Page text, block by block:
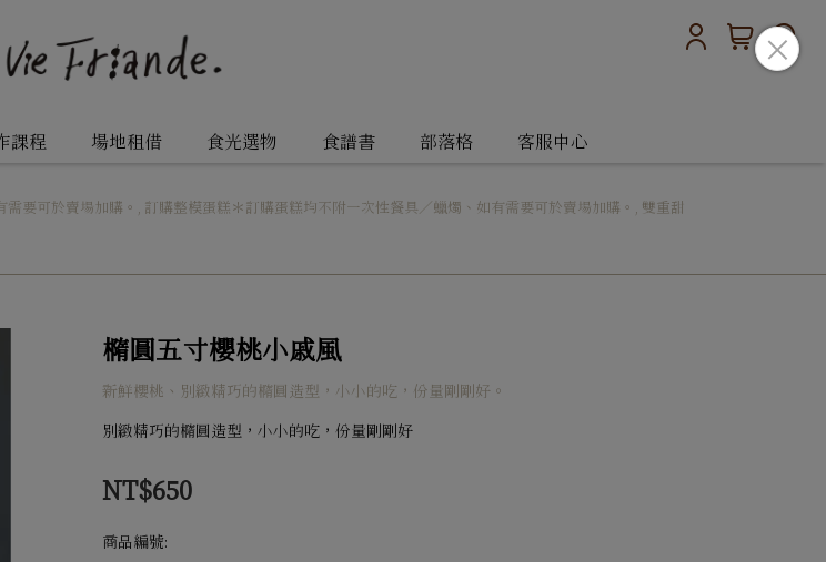
課程 場地租借 食光選物 食譜書 部落格 客服中心
要可於賣場加購。 訂購整模蛋糕＊訂購蛋糕均不附一次性餐具／蠟燭、如有需要可於賣場加購。
雙重甜
橢圓五寸櫻桃小戚風
新鮮櫻桃、別緻精巧的橢圓造型，小小的吃，份量剛剛好。
別緻精巧的橢圓造型，小小的吃，份量剛剛好
NT$650
商品編號: